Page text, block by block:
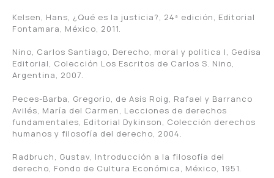
Kelsen, Hans, ¿Qué es la justicia?, 24ª edición, Editorial
Fontamara, México, 2011.
Nino, Carlos Santiago, Derecho, moral y política I, Gedisa
Editorial, Colección Los Escritos de Carlos S. Nino,
Argentina, 2007.
Peces-Barba, Gregorio, de Asís Roig, Rafael y Barranco
Avilés, María del Carmen, Lecciones de derechos
fundamentales, Editorial Dykinson, Colección derechos
humanos y filosofía del derecho, 2004.
Radbruch, Gustav, Introducción a la filosofía del
derecho, Fondo de Cultura Económica, México, 1951.